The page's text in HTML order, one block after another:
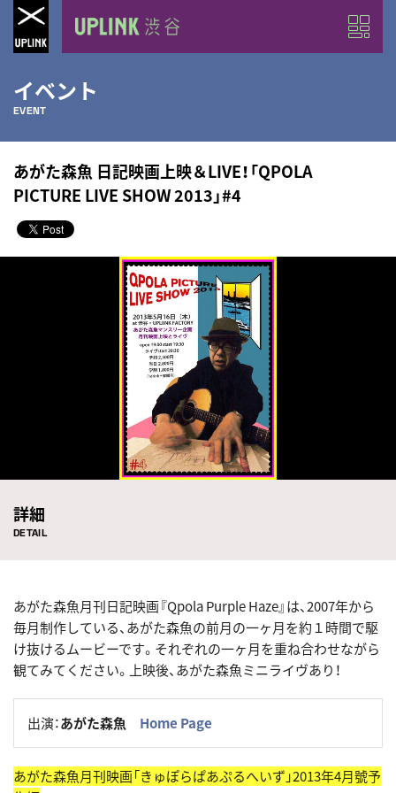
イベント
EVENT
あがた森魚 日記映画上映＆LIVE！「QPOLA
PICTURE LIVE SHOW 2013」#4
詳細
DETAIL
あがた森魚月刊日記映画『Qpola Purple Haze』は、2007年から
毎月制作している、あがた森魚の前月の一ヶ月を約１時間で駆
け抜けるムービーです。それぞれの一ヶ月を重ね合わせながら
観てみてください。上映後、あがた森魚ミニライヴあり！
出演：あがた森魚 Home Page
あがた森魚月刊映画「きゅぽらぱあぷるへいず」2013年4月號予